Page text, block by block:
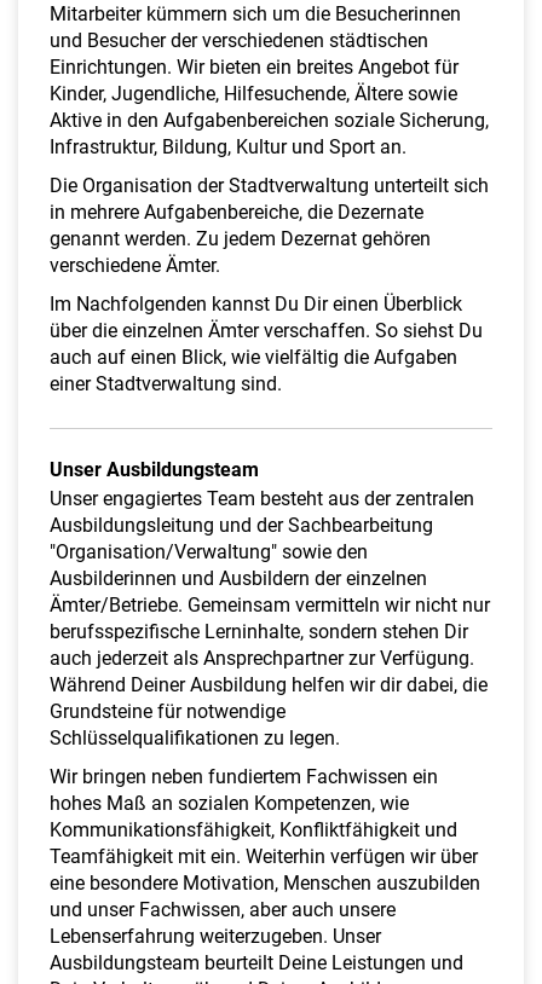
Mitarbeiter kümmern sich um die Besucherinnen
und Besucher der verschiedenen städtischen
Einrichtungen. Wir bieten ein breites Angebot für
Kinder, Jugendliche, Hilfesuchende, Ältere sowie
Aktive in den Aufgabenbereichen soziale Sicherung,
Infrastruktur, Bildung, Kultur und Sport an.
Die Organisation der Stadtverwaltung unterteilt sich
in mehrere Aufgabenbereiche, die Dezernate
genannt werden. Zu jedem Dezernat gehören
verschiedene Ämter.
Im Nachfolgenden kannst Du Dir einen Überblick
über die einzelnen Ämter verschaffen. So siehst Du
auch auf einen Blick, wie vielfältig die Aufgaben
einer Stadtverwaltung sind.
Unser Ausbildungsteam
Unser engagiertes Team besteht aus der zentralen
Ausbildungsleitung und der Sachbearbeitung
"Organisation/Verwaltung" sowie den
Ausbilderinnen und Ausbildern der einzelnen
Ämter/Betriebe. Gemeinsam vermitteln wir nicht nur
berufsspezifische Lerninhalte, sondern stehen Dir
auch jederzeit als Ansprechpartner zur Verfügung.
Während Deiner Ausbildung helfen wir dir dabei, die
Grundsteine für notwendige
Schlüsselqualifikationen zu legen.
Wir bringen neben fundiertem Fachwissen ein
hohes Maß an sozialen Kompetenzen, wie
Kommunikationsfähigkeit, Konfliktfähigkeit und
Teamfähigkeit mit ein. Weiterhin verfügen wir über
eine besondere Motivation, Menschen auszubilden
und unser Fachwissen, aber auch unsere
Lebenserfahrung weiterzugeben. Unser
Ausbildungsteam beurteilt Deine Leistungen und